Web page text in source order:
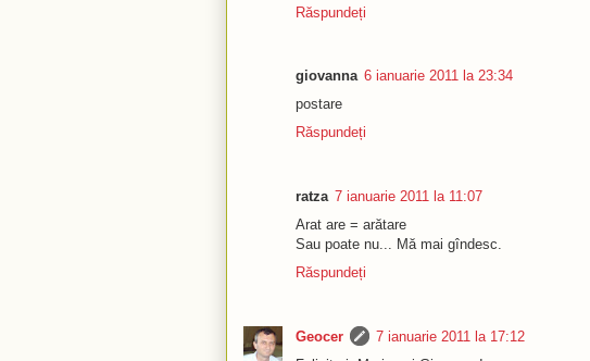
Răspundeți
giovanna 6 ianuarie 2011 la 23:34
postare
Răspundeți
ratza 7 ianuarie 2011 la 11:07
Arat are = arătare
Sau poate nu... Mă mai gîndesc.
Răspundeți
Geocer
7 ianuarie 2011 la 17:12